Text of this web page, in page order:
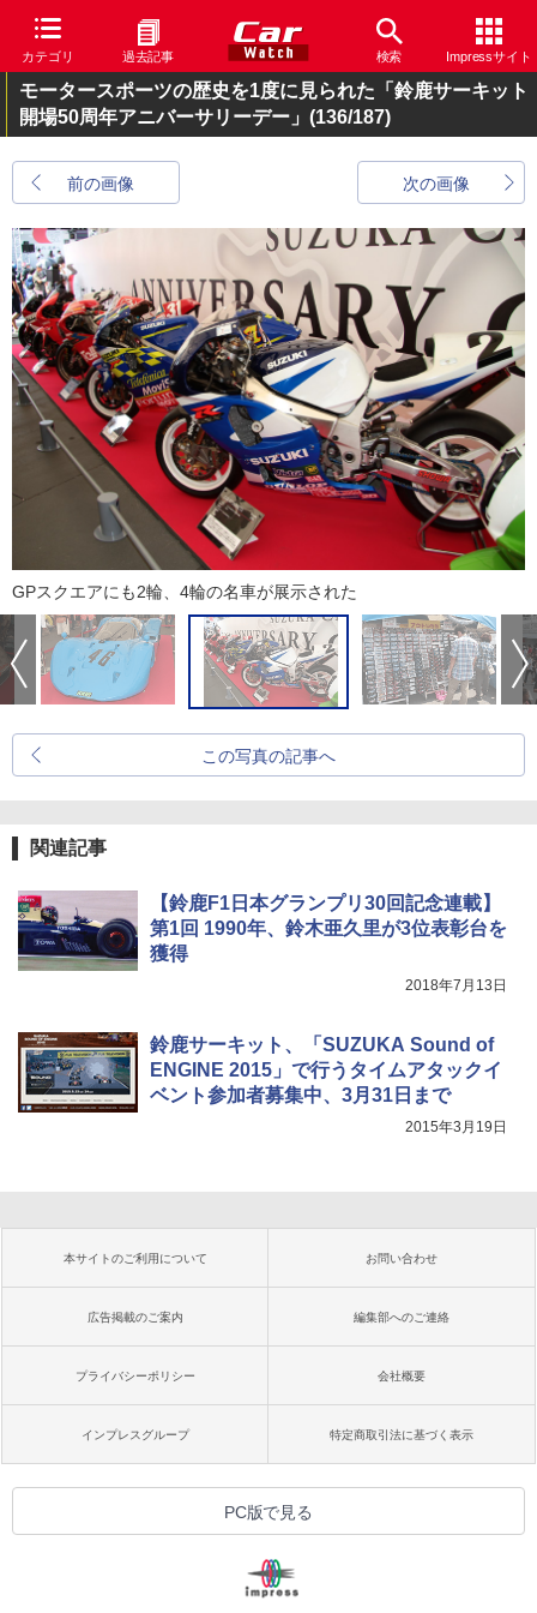
カテゴリ 過去記事 検索 Impressサイト
モータースポーツの歴史を1度に見られた「鈴鹿サーキット
開場50周年アニバーサリーデー」 (136/187)
前の画像 次の画像
GPスクエアにも2輪、4輪の名車が展示された
この写真の記事へ
関連記事
【鈴鹿F1日本グランプリ30回記念連載】
第1回 1990年、鈴木亜久里が3位表彰台を
獲得
2018年7月13日
鈴鹿サーキット、「SUZUKA Sound of
ENGINE 2015」で行うタイムアタックイ
ベント参加者募集中、3月31日まで
2015年3月19日
本サイトのご利用について お問い合わせ
広告掲載のご案内 編集部へのご連絡
プライバシーポリシー 会社概要
インプレスグループ 特定商取引法に基づく表示
PC版で見る